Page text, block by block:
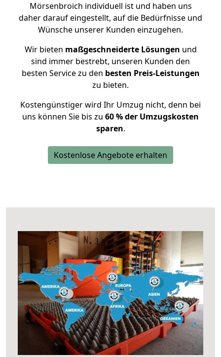
Mörsenbroich individuell ist und haben uns
daher darauf eingestellt, auf die Bedürfnisse und
Wünsche unserer Kunden einzugehen.
Wir bieten maßgeschneiderte Lösungen und
sind immer bestrebt, unseren Kunden den
besten Service zu den besten Preis-Leistungen
zu bieten.
Kostengünstiger wird Ihr Umzug nicht, denn bei
uns können Sie bis zu 60 % der Umzugskosten
sparen.
Kostenlose Angebote erhalten